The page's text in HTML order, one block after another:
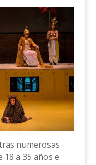
numerosas
a 35 años e